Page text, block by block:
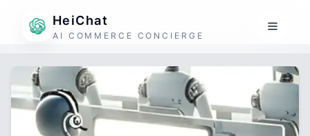
HeiChat
AI COMMERCE CONCIERGE